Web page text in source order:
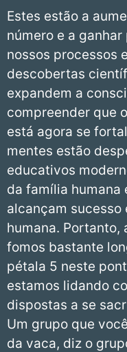
Estes estão a
número e a
nossos processos
descobertas
expandem a
compreender que
está agora se
mentes estão
educativos
da família humana
alcançam
humana. Portanto,
fomos bastante
pétala 5 neste
estamos lidando
dispostas a se
Um grupo que
da vaca, diz o